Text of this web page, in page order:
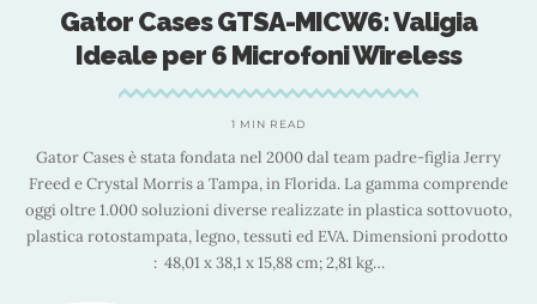
Gator Cases GTSA-MICW6: Valigia
Ideale per 6 Microfoni Wireless
1 MIN READ
Gator Cases è stata fondata nel 2000 dal team padre-figlia Jerry
Freed e Crystal Morris a Tampa, in Florida. La gamma comprende
oggi oltre 1.000 soluzioni diverse realizzate in plastica sottovuoto,
plastica rotostampata, legno, tessuti ed EVA. Dimensioni prodotto ‏
: ‎ 48,01 x 38,1 x 15,88 cm; 2,81 kg…